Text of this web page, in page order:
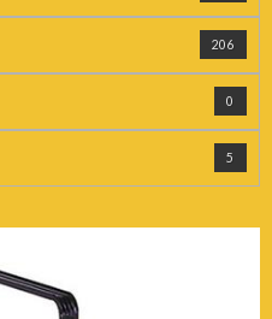
206
0
5